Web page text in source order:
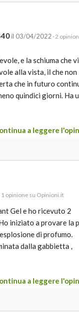
il 03/04/2022 · 2
e la schiuma che
alla vista, il che non
che in futuro
quindici giorni. Ha
a leggere
1 opinione su Opinioni.it
Gel e ho ricevuto 2
iniziato a provare la
di profumo.
dalla gabbietta ,
a leggere